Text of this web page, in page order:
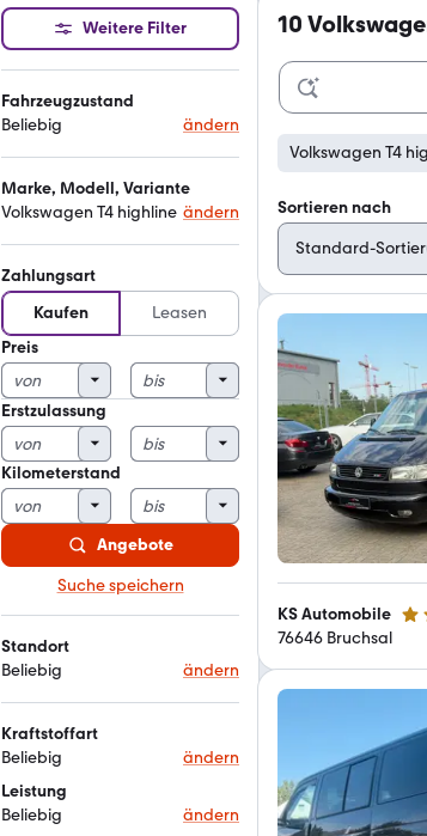
Weitere Filter
Fahrzeugzustand
Beliebig
ändern
Marke, Modell, Variante
Volkswagen T4 highline ändern
Zahlungsart
Kaufen
Leasen
Preis
Erstzulassung
Kilometerstand
Angebote
Suche speichern
Standort
Beliebig
ändern
Kraftstoffart
Beliebig
ändern
Leistung
Beliebig
ändern
10
Volkswagen T4
Sortieren nach
KS Automobile
76646 Bruchsal